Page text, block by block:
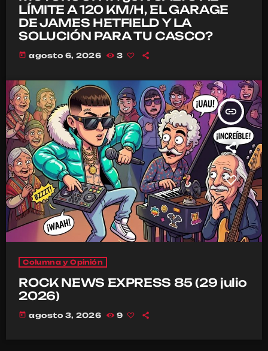
LÍMITE A 120 KM/H, EL GARAGE
DE JAMES HETFIELD Y LA
SOLUCIÓN PARA TU CASCO?
today agosto 6, 2026 3
insert_link
Columna y Opinión
ROCK NEWS EXPRESS 85 (29 julio
2026)
today agosto 3, 2026 9